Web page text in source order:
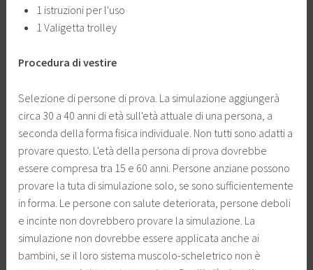
1 istruzioni per l'uso
1 Valigetta trolley
Procedura di vestire
Selezione di persone di prova. La simulazione aggiungerà
circa 30 a 40 anni di età sull'età attuale di una persona, a
seconda della forma fisica individuale. Non tutti sono adatti a
provare questo. L'età della persona di prova dovrebbe
essere compresa tra 15 e 60 anni. Persone anziane possono
provare la tuta di simulazione solo, se sono sufficientemente
in forma. Le persone con salute deteriorata, persone deboli
e incinte non dovrebbero provare la simulazione. La
simulazione non dovrebbe essere applicata anche ai
bambini, se il loro sistema muscolo-scheletrico non è